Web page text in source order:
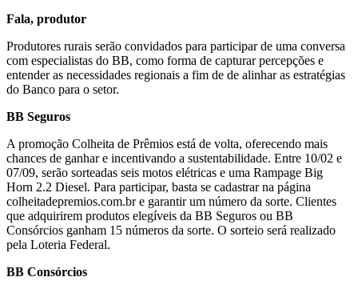
Fala, produtor
Produtores rurais serão convidados para participar de uma conversa
com especialistas do BB, como forma de capturar percepções e
entender as necessidades regionais a fim de de alinhar as estratégias
do Banco para o setor.
BB Seguros
A promoção Colheita de Prêmios está de volta, oferecendo mais
chances de ganhar e incentivando a sustentabilidade. Entre 10/02 e
07/09, serão sorteadas seis motos elétricas e uma Rampage Big
Horn 2.2 Diesel. Para participar, basta se cadastrar na página
colheitadepremios.com.br e garantir um número da sorte. Clientes
que adquirirem produtos elegíveis da BB Seguros ou BB
Consórcios ganham 15 números da sorte. O sorteio será realizado
pela Loteria Federal.
BB Consórcios